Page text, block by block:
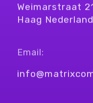
Weimarstraat
Haag Nederland
Email: